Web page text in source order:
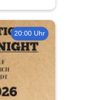
20:00 Uhr